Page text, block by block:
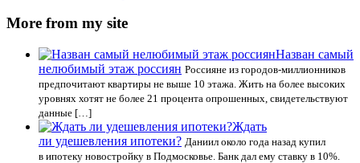
More from my site
Назван самый
нелюбимый этаж россиян Россияне из городов-миллионников
предпочитают квартиры не выше 10 этажа. Жить на более высоких
уровнях хотят не более 21 процента опрошенных, свидетельствуют
данные […]
Ждать
ли удешевления ипотеки? Даниил около года назад купил
в ипотеку новостройку в Подмосковье. Банк дал ему ставку в 10%.